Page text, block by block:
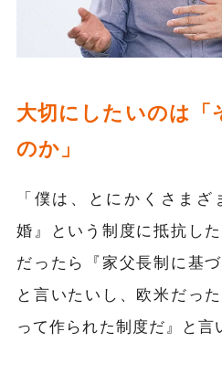
大切にしたいのは「
のか」
「僕は、とにかくさま
婚』という制度に抵抗し
だったら『家父長制に基
と言いたいし、欧米だっ
って作られた制度だ』と言